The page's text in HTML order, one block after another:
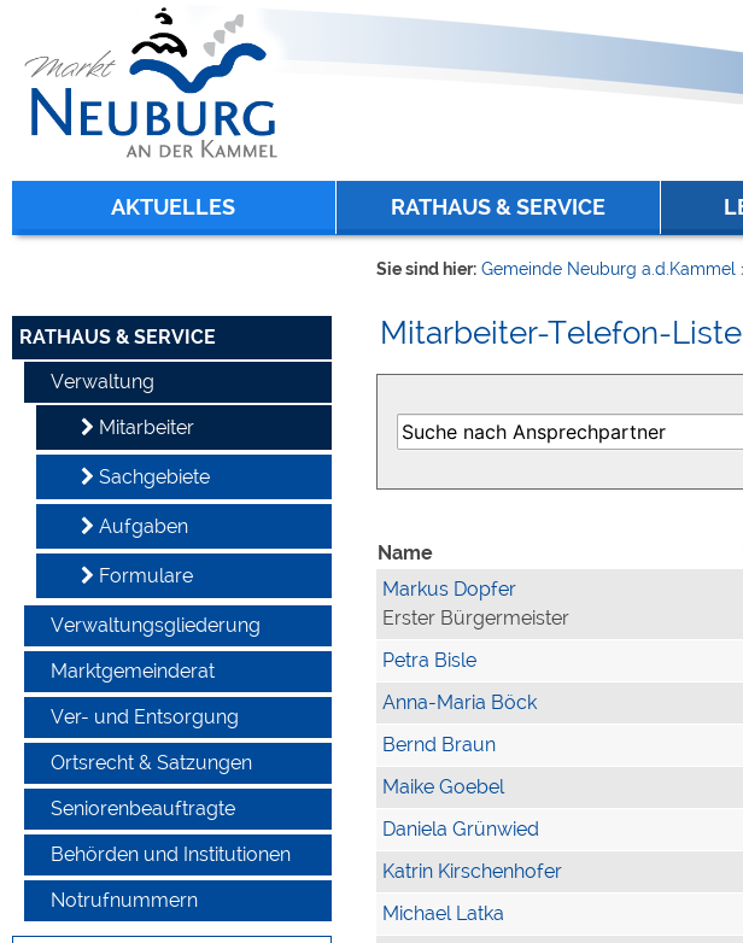
zur Navigation oder zur Startseitespringen.
AKTUELLES RATHAUS & SERVICE
RATHAUS & SERVICE
Verwaltung
Mitarbeiter
Sachgebiete
Aufgaben
Formulare
Verwaltungsgliederung
Marktgemeinderat
Ver- und Entsorgung
Ortsrecht & Satzungen
Seniorenbeauftragte
Behörden und Institutionen
Notrufnummern
Sie sind hier: Gemeinde Neuburg a.d.Kammel
Mitarbeiter-Telefon-Liste
Name
Markus Dopfer
Erster Bürgermeister
Petra Bisle
Anna-Maria Böck
Bernd Braun
Maike Goebel
Daniela Grünwied
Katrin Kirschenhofer
Michael Latka